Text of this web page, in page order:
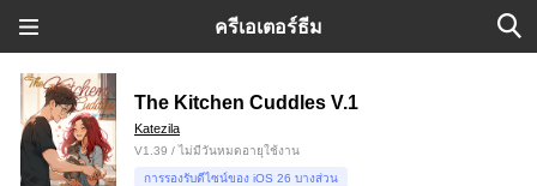
ครีเอเตอร์ธีม
The Kitchen Cuddles V.1
Katezila
V1.39 / ไม่มีวันหมดอายุใช้งาน
การรองรับดีไซน์ของ iOS 26 บางส่วน